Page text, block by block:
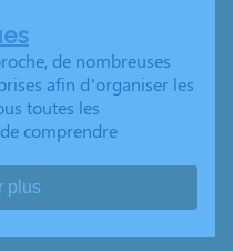
de nombreuses
afin d’organiser les
toutes les
comprendre
plus